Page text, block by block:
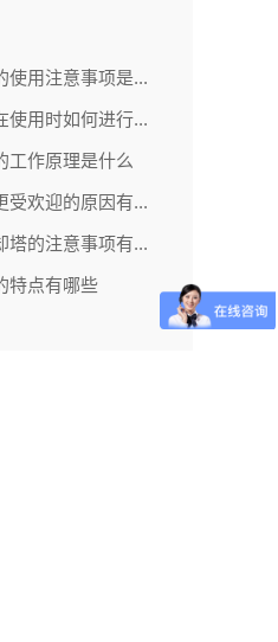
使用注意事项是...
使用时如何进行...
工作原理是什么
受欢迎的原因有...
塔的注意事项有...
特点有哪些